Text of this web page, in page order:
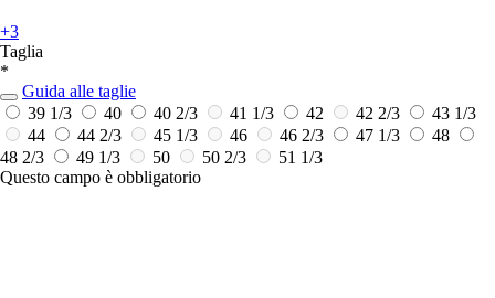
+3
Taglia
*
Guida alle taglie
39 1/3
40 40 2/3 41 1/3 42 42 2/3
43 1/3
44
44 2/3 45 1/3 46 46 2/3 47 1/3
48
48 2/3
49 1/3 50 50 2/3
51 1/3
Questo campo è obbligatorio